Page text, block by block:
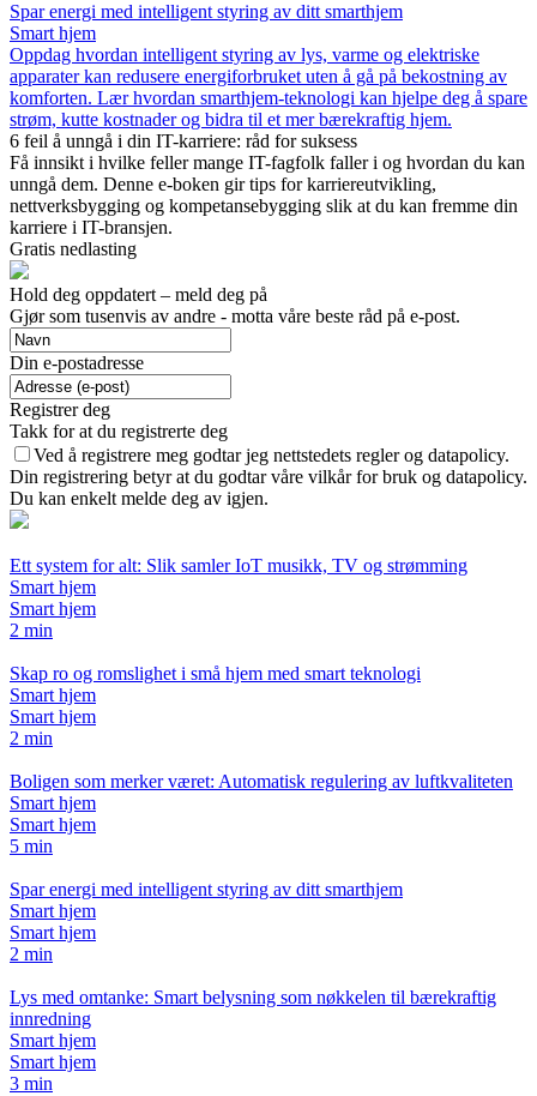
Spar energi med intelligent styring av ditt smarthjem
Smart hjem
Oppdag hvordan intelligent styring av lys, varme og elektriske
apparater kan redusere energiforbruket uten å gå på bekostning av
komforten. Lær hvordan smarthjem-teknologi kan hjelpe deg å spare
strøm, kutte kostnader og bidra til et mer bærekraftig hjem.
6 feil å unngå i din IT-karriere: råd for suksess
Få innsikt i hvilke feller mange IT-fagfolk faller i og hvordan du kan
unngå dem. Denne e-boken gir tips for karriereutvikling,
nettverksbygging og kompetansebygging slik at du kan fremme din
karriere i IT-bransjen.
Gratis nedlasting
Hold deg oppdatert – meld deg på
Gjør som tusenvis av andre - motta våre beste råd på e-post.
Din e-postadresse
Registrer deg
Takk for at du registrerte deg
Ved å registrere meg godtar jeg nettstedets regler og datapolicy.
Din registrering betyr at du godtar våre vilkår for bruk og datapolicy.
Du kan enkelt melde deg av igjen.
Ett system for alt: Slik samler IoT musikk, TV og strømming
Smart hjem
Smart hjem
2 min
Skap ro og romslighet i små hjem med smart teknologi
Smart hjem
Smart hjem
2 min
Boligen som merker været: Automatisk regulering av luftkvaliteten
Smart hjem
Smart hjem
5 min
Spar energi med intelligent styring av ditt smarthjem
Smart hjem
Smart hjem
2 min
Lys med omtanke: Smart belysning som nøkkelen til bærekraftig
innredning
Smart hjem
Smart hjem
3 min